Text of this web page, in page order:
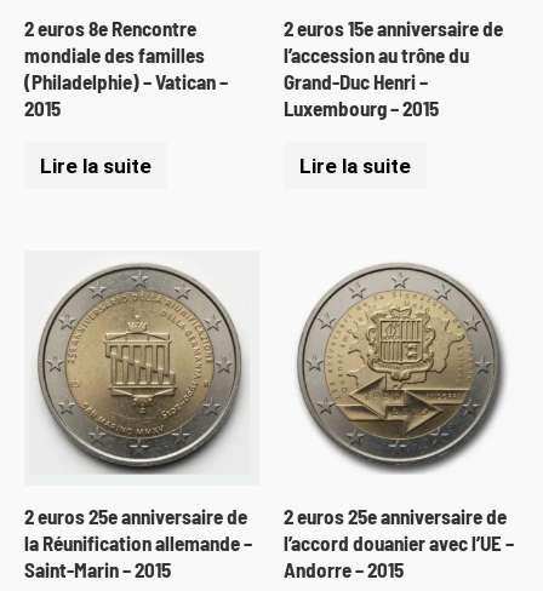
2 euros 8e Rencontre
mondiale des familles
(Philadelphie) – Vatican –
2015
Lire la suite
2 euros 15e anniversaire de
l’accession au trône du
Grand-Duc Henri –
Luxembourg – 2015
Lire la suite
2 euros 25e anniversaire de
la Réunification allemande –
Saint-Marin – 2015
2 euros 25e anniversaire de
l’accord douanier avec l’UE –
Andorre – 2015